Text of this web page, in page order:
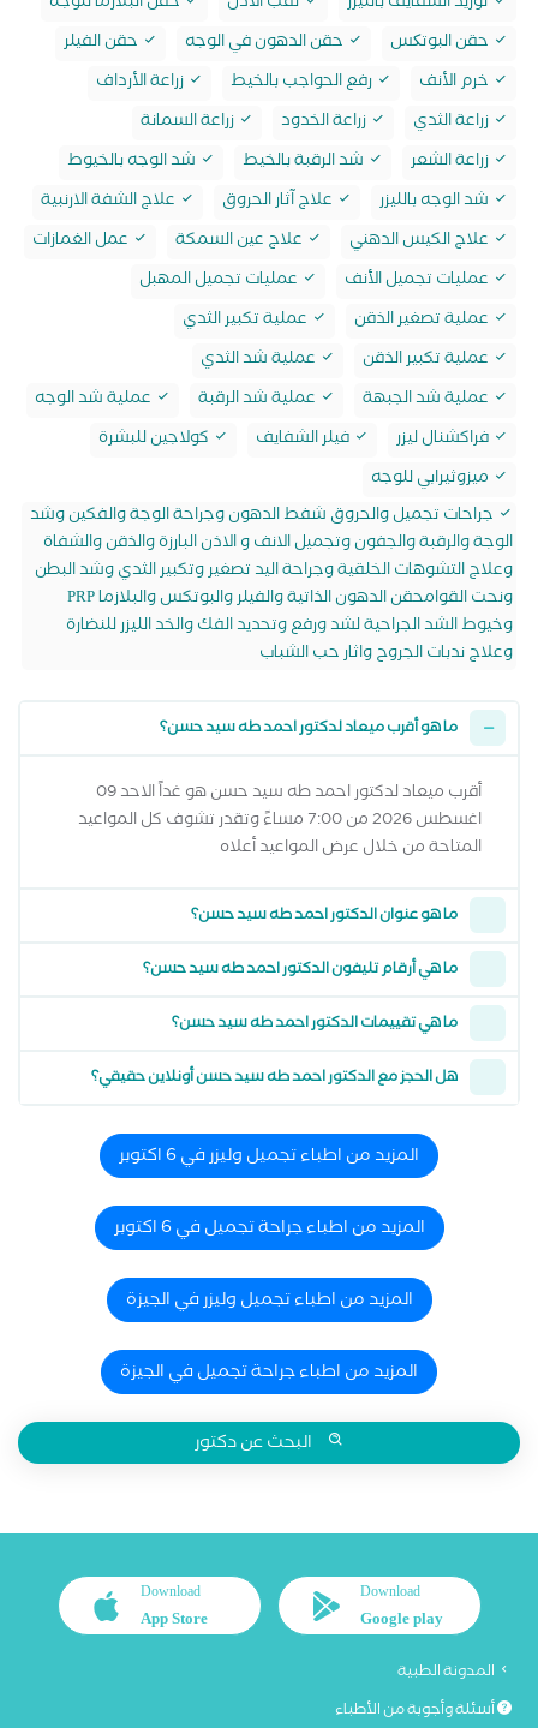
حقن البوتکس
حقن الدهون في الوجه
حقن الفيلر
خرم الأنف
رفع الحواجب بالخيط
زراعة الأرداف
زراعة الثدي
زراعة الخدود
زراعة السمانة
زراعة الشعر
شد الرقبة بالخيط
شد الوجه بالخيوط
شد الوجه بالليزر
علاج آثار الحروق
علاج الشفة الارنبية
علاج الكيس الدهني
علاج عين السمكة
عمل الغمازات
عمليات تجميل الأنف
عمليات تجميل المهبل
عملية تصغير الذقن
عملية تكبير الثدي
عملية تكبير الذقن
عملية شد الثدي
عملية شد الجبهة
عملية شد الرقبة
عملية شد الوجه
فراكشنال ليزر
فيلر الشفايف
كولاجين للبشرة
ميزوثيرابي للوجه
جراحات تجميل والحروق شفط الدهون وجراحة الوجة والفكين وشد
الوجة والرقبة والجفون وتجميل الانف و الاذن البارزة والذقن والشفاة
وعلاج التشوهات الخلقية وجراحة اليد تصغير وتكبير الثدي وشد البطن
ونحت القوامحقن الدهون الذاتية والفيلر والبوتكس والبلازما PRP
وخيوط الشد الجراحية لشد ورفع وتحديد الفك والخد الليزر للنضارة
وعلاج ندبات الجروح واثار حب الشباب
ما هو أقرب ميعاد لدكتور احمد طه سيد حسن؟
أقرب ميعاد لدكتور احمد طه سيد حسن هو غداً الاحد 09
اغسطس 2026 من 7:00 مساءً وتقدر تشوف كل المواعيد
المتاحة من خلال عرض المواعيد أعلاه
ما هو عنوان الدكتور احمد طه سيد حسن؟
ما هي أرقام تليفون الدكتور احمد طه سيد حسن؟
ما هي تقييمات الدكتور احمد طه سيد حسن؟
هل الحجز مع الدكتور احمد طه سيد حسن أونلاين حقيقي؟
المزيد من اطباء تجميل وليزر في 6 اكتوبر
المزيد من اطباء جراحة تجميل في 6 اكتوبر
المزيد من اطباء تجميل وليزر في الجيزة
المزيد من اطباء جراحة تجميل في الجيزة
البحث عن دكتور
Download
Google play
Download
App Store
المدونة الطبية
أسئلة وأجوبة من الأطباء